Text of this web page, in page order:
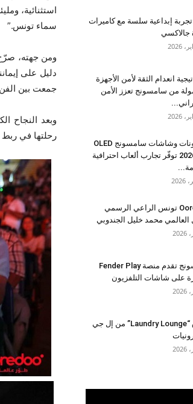
استثنائية،
سماء تونس.”
دليل على
جمعت بين
رحلتها في ربط
تجربة إبداعية سلسة مع كاميرات
جالاكسي
انعدام الثقة لأمن الأجهزة
من سامسونج تعزز الأمن
تلفزيونات وشاشات سامسونج OLED
لعام 2026 توفّر تجارب ألعاب احترافية
Ooredoo تونس الراعي الرسمي
العالمي محمد خليل الجندوبي
سامسونج تقدم منصة Fender Play
على شاشات التلفزيون
إطلاق “Laundry Lounge” من إل جي